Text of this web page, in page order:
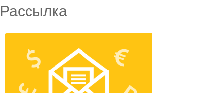
Рассылка